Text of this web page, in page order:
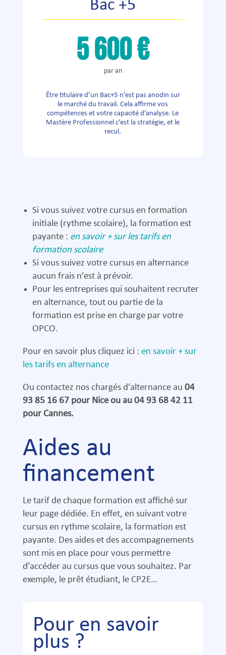
Bac +5
5 600 €
par an
Être titulaire d’un Bac+5 n’est pas anodin sur
le marché du travail. Cela affirme vos
compétences et votre capacité d’analyse. Le
Mastère Professionnel c’est la stratégie, et le
recul.
Si vous suivez votre cursus en formation
initiale (rythme scolaire), la formation est
payante : en savoir + sur les tarifs en
formation scolaire
Si vous suivez votre cursus en alternance
aucun frais n’est à prévoir.
Pour les entreprises qui souhaitent recruter
en alternance, tout ou partie de la
formation est prise en charge par votre
OPCO.
Pour en savoir plus cliquez ici : en savoir + sur
les tarifs en alternance
Ou contactez nos chargés d’alternance au 04
93 85 16 67 pour Nice ou au 04 93 68 42 11
pour Cannes.
Aides au
financement
Le tarif de chaque formation est affiché sur
leur page dédiée. En effet, en suivant votre
cursus en rythme scolaire, la formation est
payante. Des aides et des accompagnements
sont mis en place pour vous permettre
d’accéder au cursus que vous souhaitez. Par
exemple, le prêt étudiant, le CP2E…
Pour en savoir
plus ?